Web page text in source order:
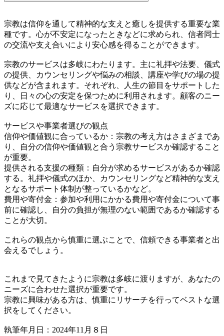
宗教は信仰を通して精神的な支えと癒しを提供する重要な業
種です。心が不安定になったときなどに求められ、信者同士
の交流や支え合いにより安心感を得ることができます。
宗教のサービスは多岐にわたります。主に礼拝や法要、儀式
の提供、カウンセリングや悩みの相談、講座や学びの場の提
供などが含まれます。それぞれ、人生の節目をサポートした
り、日々の心の安定を保つために利用されます。顧客のニー
ズに応じて最適なサービスを選択できます。
サービスや事業者選びの観点
信仰や価値観に合っているか：宗教の考え方はさまざまであ
り、自分の信仰や価値観と合う宗教サービスか確認すること
が重要。
提供される支援の種類：自分が求めるサービスがあるか確認
する。礼拝や儀式のほか、カウンセリングなど精神的な支え
となるサポート体制が整っているかなど。
費用や寄付金：参加や利用にかかる費用や寄付金について事
前に確認し、自分の負担が無理のない範囲であるか確認する
ことが大切。
これらの観点から慎重に選ぶことで、信頼できる事業者と出
会えるでしょう。
これまで見てきたように宗教は多岐に渡りますが、あなたの
ニーズに合わせた選択が重要です。
宗教に興味がある方は、慎重にリサーチを行ってベストな選
択をしてください。
執筆年月日：2024年11月８日